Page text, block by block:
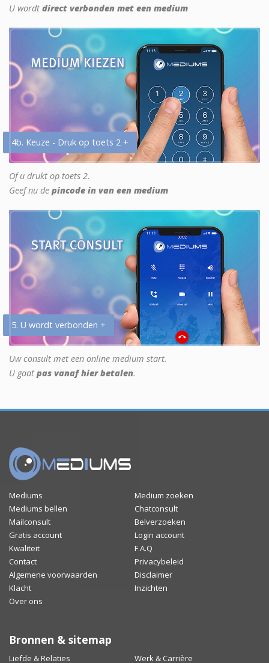
U wordt direct verbonden met een medium
4b. Keuze - Druk op toets 2 +
Of u drukt op toets 2.
Geef nu de pincode in van een medium
5. U wordt verbonden +
Uw consult met een online medium start.
U gaat pas vanaf hier betalen.
Mediums
Medium zoeken
Mediums bellen
Chatconsult
Mailconsult
Belverzoeken
Gratis account
Login account
Kwaliteit
F.A.Q
Contact
Privacybeleid
Algemene voorwaarden
Disclaimer
Klacht
Inzichten
Over ons
Bronnen & sitemap
Liefde & Relaties Werk & Carrière